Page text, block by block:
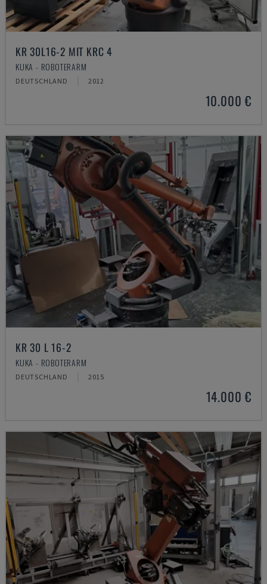
KR 30L16-2 MIT KRC 4
KUKA - ROBOTERARM
DEUTSCHLAND 2012
10.000 €
KR 30 L 16-2
KUKA - ROBOTERARM
DEUTSCHLAND 2015
14.000 €